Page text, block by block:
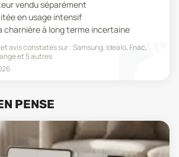
vendu séparément
en usage intensif
charnière à long terme incertaine
avis constatés sur :Samsung, Idealo, Fnac,
et 5 autres
PENSE